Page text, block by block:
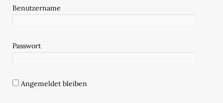
Benutzername
Passwort
Angemeldet bleiben